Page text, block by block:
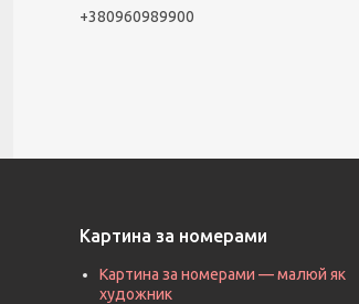
+380960989900
Картина за номерами
Картина за номерами — малюй як
художник